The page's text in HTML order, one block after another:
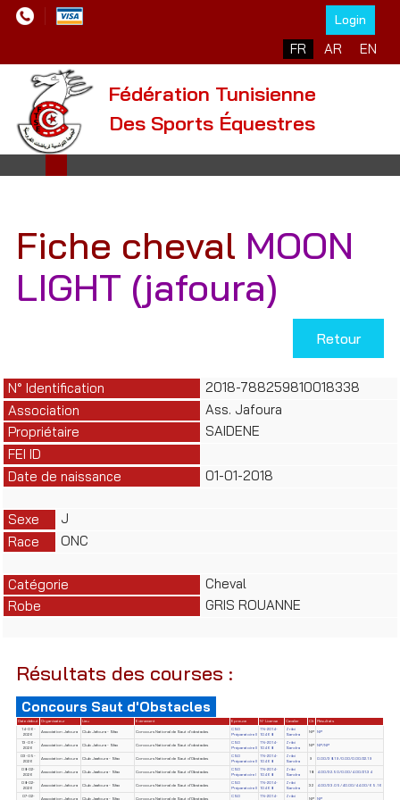
Login
Sélectionnez votre
FR AR EN
Fédération Tunisienne
Des Sports Équestres
Fiche cheval MOON
LIGHT (jafoura)
Retour
N° Identification
2018-788259810018338
Association
Ass. Jafoura
Propriétaire
SAIDENE
FEI ID
Date de naissance
01-01-2018
Sexe
J
Race
ONC
Catégorie
Cheval
Robe
GRIS ROUANNE
Résultats des courses :
Concours Saut d'Obstacles
Date début Organisateur Lieu Evènement Epreuve N° License Cavalier Clt
Résultats
14-06-
2026
Association Jafoura Club Jafoura - Sfax Concours National de Saut d'obstacles
CSO
Préparatoire II
TN-2014-
10468
Zribi
Sandra
NP NP
13-06-
2026
Association Jafoura Club Jafoura - Sfax Concours National de Saut d'obstacles
CSO
Préparatoire II
TN-2014-
10468
Zribi
Sandra
NP NP/NP
03-05-
2026
Association Jafoura Club Jaafoura - Sfax Concours National de Saut d'Obstacles
CSO
Préparatoire II
TN-2014-
10468
Zribi
Sandra
9 0.00/38.19/0.00/0.00/22.19
08-02-
2026
Association Jafoura Club Jaafoura - Sfax Concours National de Saut d'Obstacles
CSO
Préparatoire I
TN-2014-
10468
Zribi
Sandra
18 4.00/32.50/0.00/4.00/21.34
08-02-
2026
Association Jafoura Club Jaafoura - Sfax Concours National de Saut d'Obstacles
CSO
Préparatoire II
TN-2014-
10468
Zribi
Sandra
32 4.00/33.05/40.00/44.00/65.16
07-02-
Association Jafoura Club Jaafoura - Sfax Concours National de Saut d'Obstacles
CSO
TN-2014-
Zribi
NP NP